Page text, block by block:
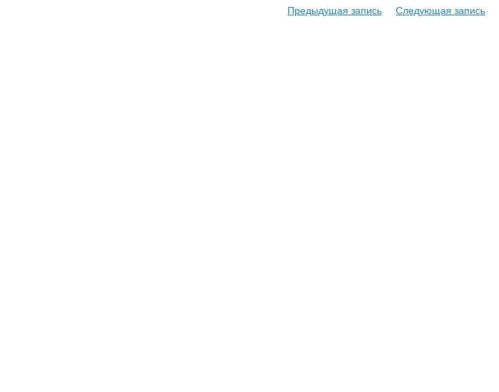
Предыдущая запись Следующая запись